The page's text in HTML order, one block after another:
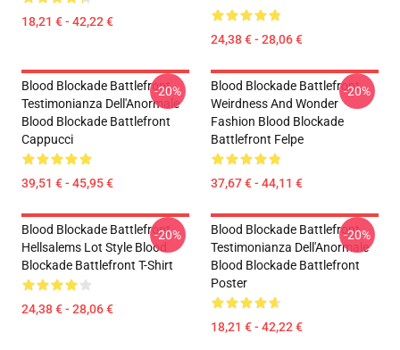
18,21 € - 42,22 €
24,38 € - 28,06 €
Blood Blockade Battlefront
Testimonianza Dell'Anormale
Blood Blockade Battlefront
Cappucci
39,51 € - 45,95 €
-20%
Blood Blockade Battlefront
Weirdness And Wonder
Fashion Blood Blockade
Battlefront Felpe
37,67 € - 44,11 €
-20%
Blood Blockade Battlefront
Hellsalems Lot Style Blood
Blockade Battlefront T-Shirt
24,38 € - 28,06 €
-20%
Blood Blockade Battlefront
Testimonianza Dell'Anormale
Blood Blockade Battlefront
Poster
18,21 € - 42,22 €
-20%